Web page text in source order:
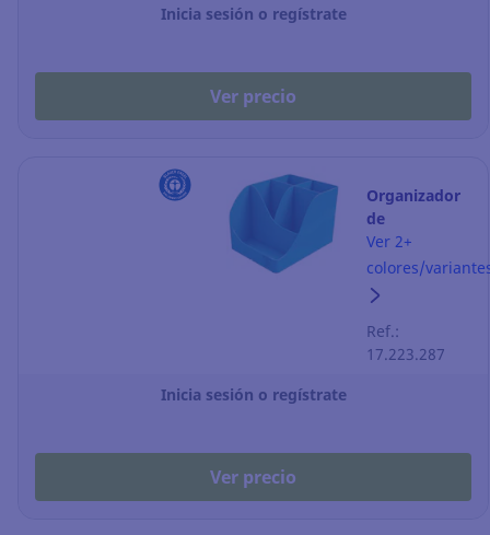
Inicia sesión o regístrate
Ver precio
Organizador
de
sobremesa
Exacompta
Pen-wave
Skandi - azul
pacífico
Ver 2+
colores/
Ref.:
17.223.287
Inicia sesión o regístrate
Ver precio